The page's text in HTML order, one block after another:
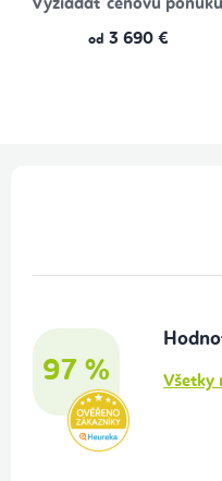
Vyžiadať cenovú ponuku
od 3 690 €
97 % Všetky